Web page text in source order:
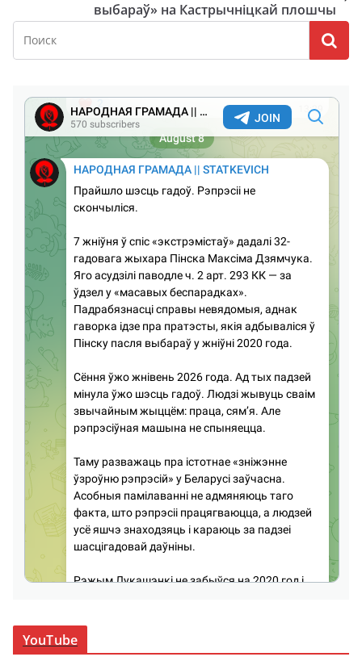
выбараў» на Кастрычніцкай плошчы
YouTube